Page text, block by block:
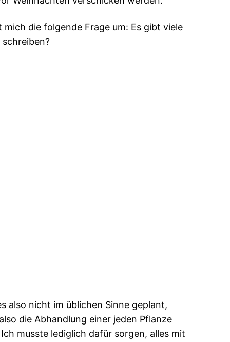
die folgende Frage um: Es gibt viele
also nicht im üblichen Sinne geplant,
die Abhandlung einer jeden Pflanze
musste lediglich dafür sorgen, alles mit